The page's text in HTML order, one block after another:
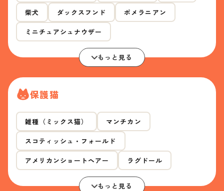
柴犬 ダックスフンド ポメラニアン
ミニチュアシュナウザー
もっと見る
保護猫
雑種（ミックス猫） マンチカン
スコティッシュ・フォールド
アメリカンショートヘアー ラグドール
もっと見る